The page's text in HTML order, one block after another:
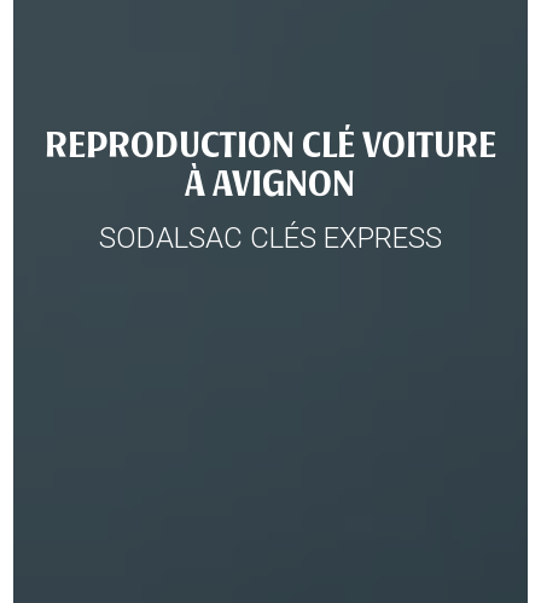
REPRODUCTION CLÉ VOITURE
À AVIGNON
SODALSAC CLÉS EXPRESS